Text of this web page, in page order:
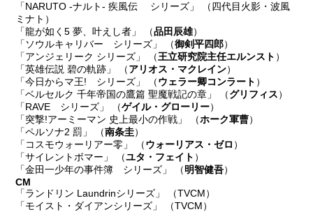
「NARUTO -ナルト- 疾風伝 シリーズ」 （四代目火影・波風
ミナト）
「龍が如く5 夢、叶えし者」 （品田辰雄）
「ソウルキャリバー シリーズ」 （御剣平四郎）
「アンジェリーク シリーズ」 （王立研究院主任エルンスト ）
「英雄伝説 碧の軌跡」 （アリオス・マクレイン）
「今日からマ王! シリーズ」 （ウェラー卿コンラート ）
「ベルセルク 千年帝国の鷹篇 聖魔戦記の章」 （グリフィス）
「RAVE シリーズ」 （ゲイル・グローリー）
「突撃!アーミーマン 史上最小の作戦」 （ホーク軍曹）
「ペルソナ2 罰」 （南条圭）
「コスモウォーリアー零」 （ウォーリアス・ゼロ ）
「サイレントボマー」 （ユタ・フェイト ）
「金田一少年の事件簿 シリーズ」 （明智健吾）
CM
「ランドリン Laundrinシリーズ」 （TVCM）
「モイスト・ダイアンシリーズ」 （TVCM）